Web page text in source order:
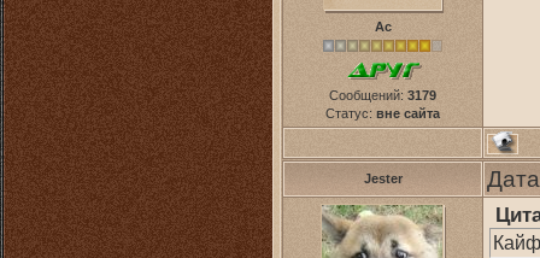
Ас
Сообщений: 3179
Статус: вне сайта
Jester